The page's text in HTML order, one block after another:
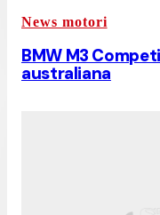
News motori
BMW M3
australiana